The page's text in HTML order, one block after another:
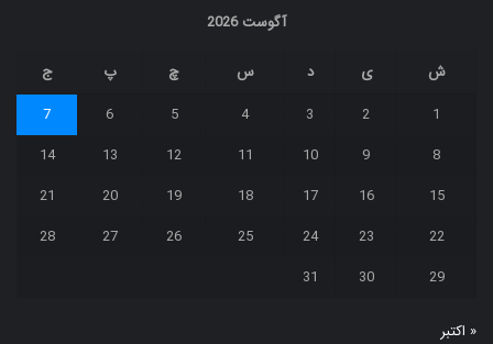
آگوست 2026
ش ی د س چ پ
ج
1
2
3
4
5
6
7
8
9
10
11
12
13
14
15
16
17
18
19
20
21
22
23
24
25
26
27
28
29
30
31
« اکتبر